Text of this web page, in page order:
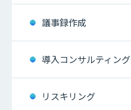
議事録作成
導入コンサルティング
リスキリング